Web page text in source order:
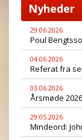
Nyheder
29.06.2026
Poul
04.06.2026
Referat fra
03.06.2026
Årsmøde 2026
29.05.2026
Mindeord: